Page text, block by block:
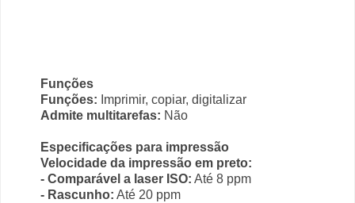
Funções
Funções: Imprimir, copiar, digitalizar
Admite multitarefas: Não
Especificações para impressão
Velocidade da impressão em preto:
- Comparável a laser ISO: Até 8 ppm
- Rascunho: Até 20 ppm